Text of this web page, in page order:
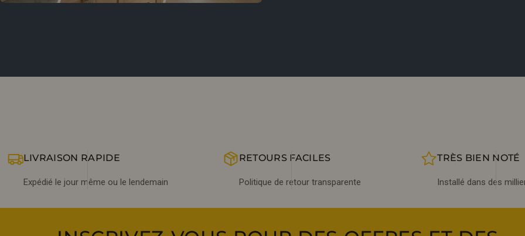
LIVRAISON RAPIDE
Expédié le jour même ou le lendemain
RETOURS FACILES
Politique de retour transparente
TRÈS BIEN NOTÉ
Installé dans des